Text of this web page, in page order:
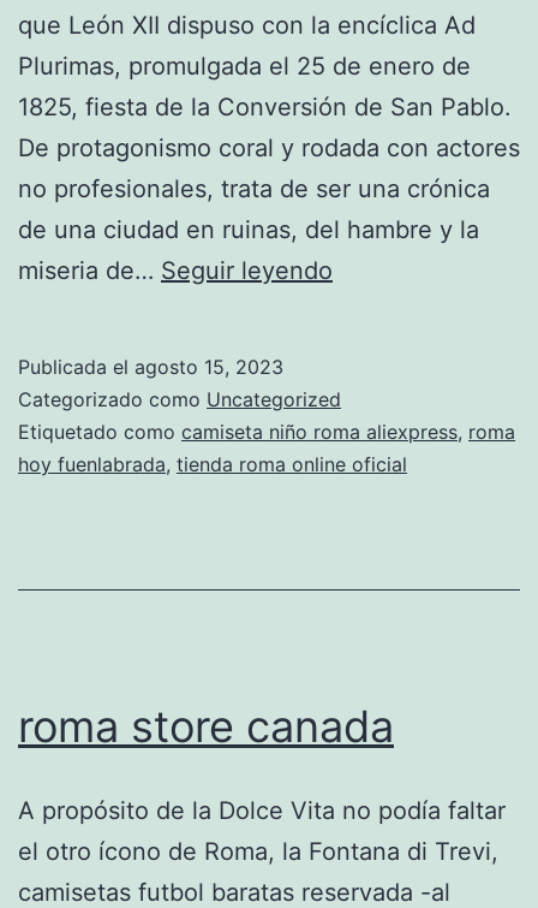
que León XII dispuso con la encíclica Ad
Plurimas, promulgada el 25 de enero de
1825, fiesta de la Conversión de San Pablo.
De protagonismo coral y rodada con actores
no profesionales, trata de ser una crónica
de una ciudad en ruinas, del hambre y la
miseria de… Seguir leyendo
2018
Publicada el agosto 15, 2023
Categorizado como Uncategorized
Etiquetado como camiseta niño roma aliexpress, roma
hoy fuenlabrada, tienda roma online oficial
roma store canada
A propósito de la Dolce Vita no podía faltar
el otro ícono de Roma, la Fontana di Trevi,
camisetas futbol baratas reservada -al